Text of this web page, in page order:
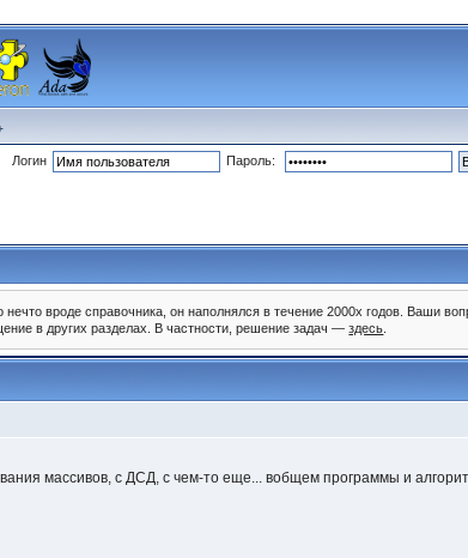
Логин Пароль:
вроде справочника, он наполнялся в течение 2000х годов. Ваши
в других разделах. В частности, решение задач —здесь
массивов, с ДСД, с чем-то еще... вобщем программы и